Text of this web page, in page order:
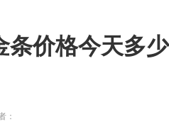
条价格今天多
：